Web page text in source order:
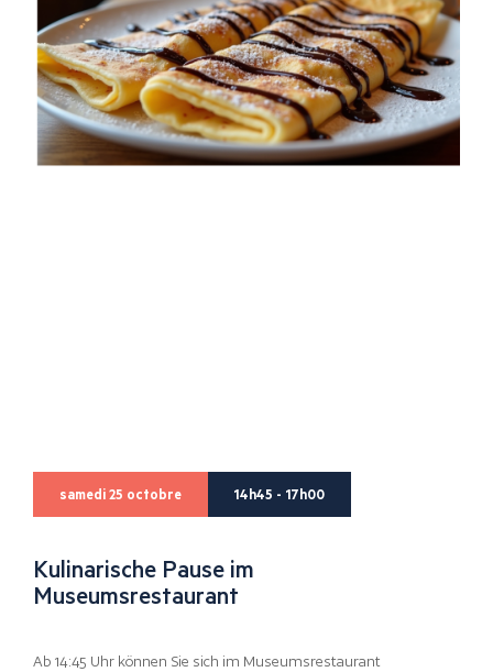
samedi 25 octobre 14h45 - 17h00
Kulinarische Pause im
Museumsrestaurant
Ab 14:45 Uhr können Sie sich im Museumsrestaurant